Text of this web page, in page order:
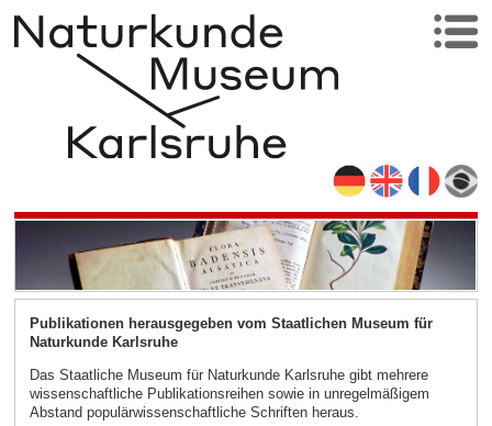
Publikationen herausgegeben vom Staatlichen Museum für
Naturkunde Karlsruhe
Das Staatliche Museum für Naturkunde Karlsruhe gibt mehrere
wissenschaftliche Publikationsreihen sowie in unregelmäßigem
Abstand populärwissenschaftliche Schriften heraus.